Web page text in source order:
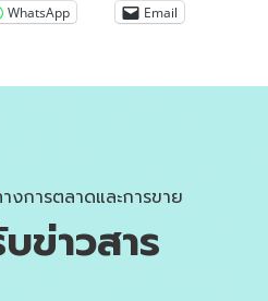
WhatsApp
Email
งการตลาดและการขาย
ข่าวสาร